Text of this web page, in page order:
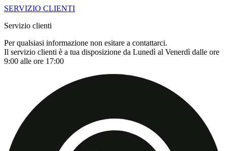
SERVIZIO CLIENTI
Servizio clienti
Per qualsiasi informazione non esitare a contattarci.
Il servizio clienti è a tua disposizione da Lunedì al Venerdì dalle ore
9:00 alle ore 17:00